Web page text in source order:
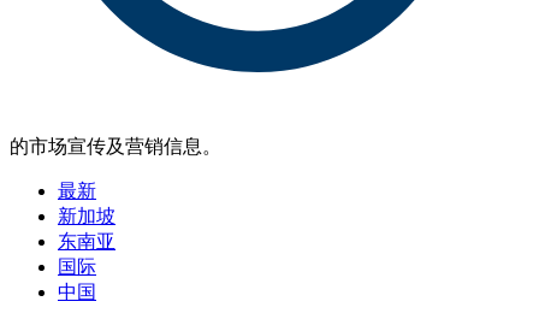
的市场宣传及营销信息。
最新
新加坡
东南亚
国际
中国